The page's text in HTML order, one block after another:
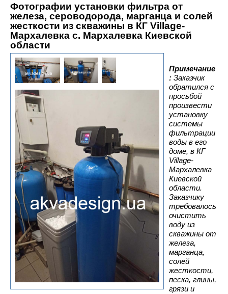
Фотографии установки фильтра от
железа, сероводорода, марганца и солей
жесткости из скважины в КГ Village-
Мархалевка с. Мархалевка Киевской
области
Примечание
: Заказчик
обратился с
просьбой
произвести
установку
системы
фильтрации
воды в его
доме, в КГ
Village-
Мархалевка
Киевской
области.
Заказчику
требовалось
очистить
воду из
скважины от
железа,
марганца,
солей
жесткости,
песка, глины,
грязи и